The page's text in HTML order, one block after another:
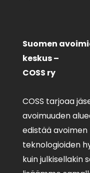
Suomen
keskus –
COSS ry
COSS tarjoaa
avoimuuden
edistää
teknologioiden
kuin julkisellakin